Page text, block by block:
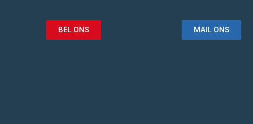
BEL ONS MAIL ONS